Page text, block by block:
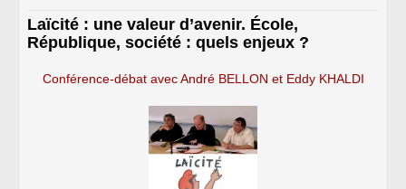
Laïcité : une valeur d’avenir. École,
République, société : quels enjeux ?
Conférence-débat avec André BELLON et Eddy KHALDI